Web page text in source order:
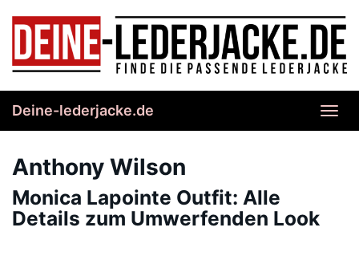
content
Deine-lederjacke.de
Anthony Wilson
Monica Lapointe Outfit: Alle
Details zum Umwerfenden Look